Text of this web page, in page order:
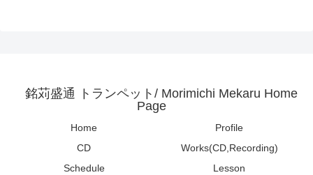
銘苅盛通 トランペット/ Morimichi Mekaru Home
Page
Home
Profile
CD
Works(CD,Recording)
Schedule
Lesson